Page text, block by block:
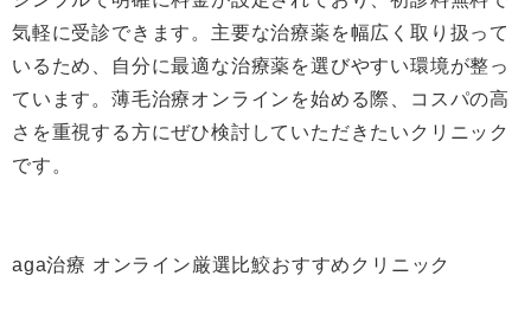
気軽に受診できます。主要な治療薬を幅広く取り扱って
いるため、自分に最適な治療薬を選びやすい環境が整っ
ています。薄毛治療オンラインを始める際、コスパの高
さを重視する方にぜひ検討していただきたいクリニック
です。
aga治療 オンライン厳選比鮫おすすめクリニック